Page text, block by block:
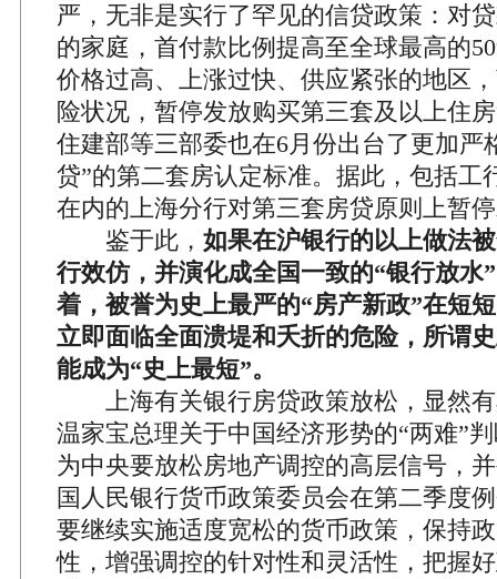
严，无非是实行了罕见的信贷政策：对
的家庭，首付款比例提高至全球最高的
价格过高、上涨过快、供应紧张的地区
险状况，暂停发放购买第三套及以上住
住建部等三部委也在6月份出台了更加严
贷”的第二套房认定标准。据此，包括工
在内的上海分行对第三套房贷原则上暂
鉴于此， 如果在沪银行的以上做法
行效仿，并演化成全国一致的“银行放水
着，被誉为史上最严的“房产新政”在短
立即面临全面溃堤和夭折的危险，所谓
能成为“史上最短”。
上海有关银行房贷政策放松，显然有
温家宝总理关于中国经济形势的“两难”
为中央要放松房地产调控的高层信号，
国人民银行货币政策委员会在第二季度
要继续实施适度宽松的货币政策，保持
性，增强调控的针对性和灵活性，把握